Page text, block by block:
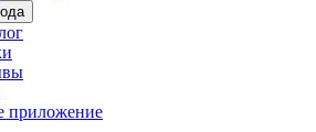
приложение